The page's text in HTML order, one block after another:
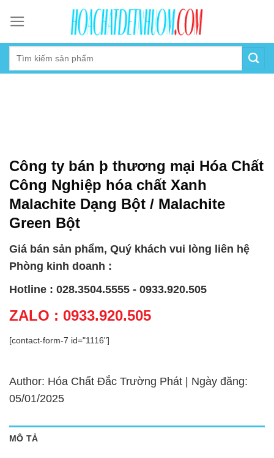
content
Công ty bán þ thương mại Hóa Chất
Công Nghiệp hóa chất Xanh
Malachite Dạng Bột / Malachite
Green Bột
Giá bán sản phẩm, Quý khách vui lòng liên hệ
Phòng kinh doanh :
Hotline : 028.3504.5555 - 0933.920.505
ZALO : 0933.920.505
[contact-form-7 id="1116"]
Author: Hóa Chất Đắc Trường Phát | Ngày đăng:
05/01/2025
MÔ TẢ